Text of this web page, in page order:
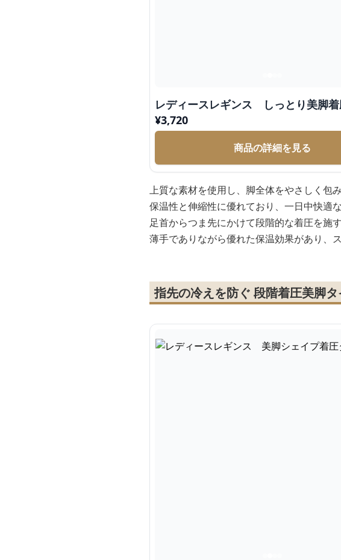
レディースレギンス しっとり美脚着
¥3,720
商品の詳細を見る
上質な素材を使用し、脚全体をやさしく包
保温性と伸縮性に優れており、一日中快適
足首からつま先にかけて段階的な着圧を施
薄手でありながら優れた保温効果があり、
指先の冷えを防ぐ 段階着圧美脚タ